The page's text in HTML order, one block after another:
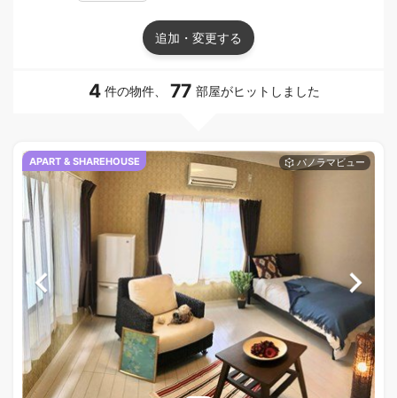
追加・変更する
4 件の物件、 77 部屋がヒットしました
APART & SHAREHOUSE